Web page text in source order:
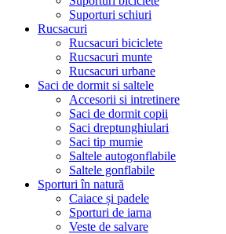
Suporturi schiuri
Rucsacuri
Rucsacuri biciclete
Rucsacuri munte
Rucsacuri urbane
Saci de dormit si saltele
Accesorii si intretinere
Saci de dormit copii
Saci dreptunghiulari
Saci tip mumie
Saltele autogonflabile
Saltele gonflabile
Sporturi în natură
Caiace și padele
Sporturi de iarna
Veste de salvare